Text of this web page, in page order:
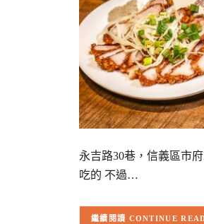
永吉路30巷，信義區市
吃的 不過…
CONTINUE